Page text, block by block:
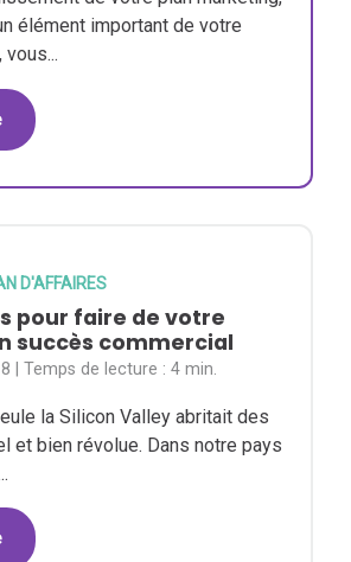
élément important de votre
D'AFFAIRES
pour faire de votre
succès commercial
| Temps de lecture :4 min.
la Silicon Valley abritait des
et bien révolue. Dans notre pays